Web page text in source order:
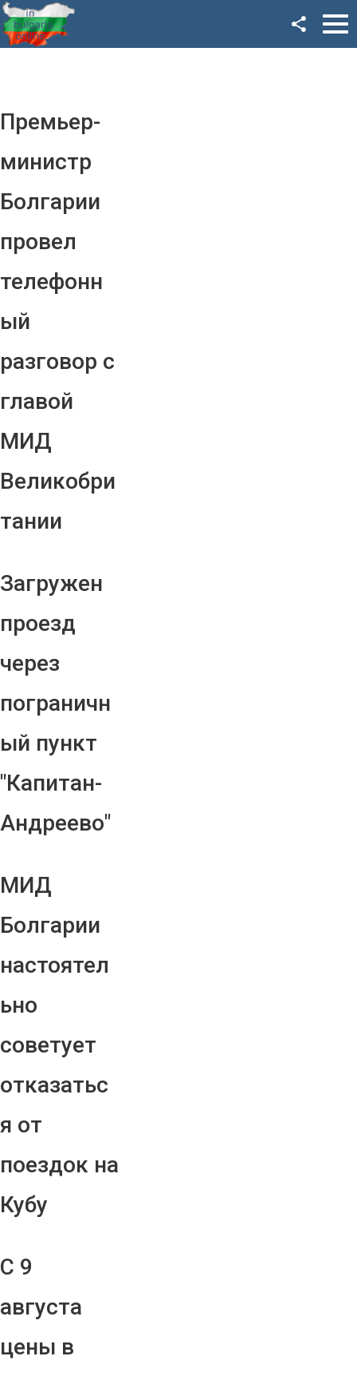
Премьер-
министр
Болгарии
провел
телефонн
ый
разговор с
главой
МИД
Великобри
тании
Загружен
проезд
через
пограничн
ый пункт
"Капитан-
Андреево"
МИД
Болгарии
настоятел
ьно
советует
отказатьс
я от
поездок на
Кубу
С 9
августа
цены в